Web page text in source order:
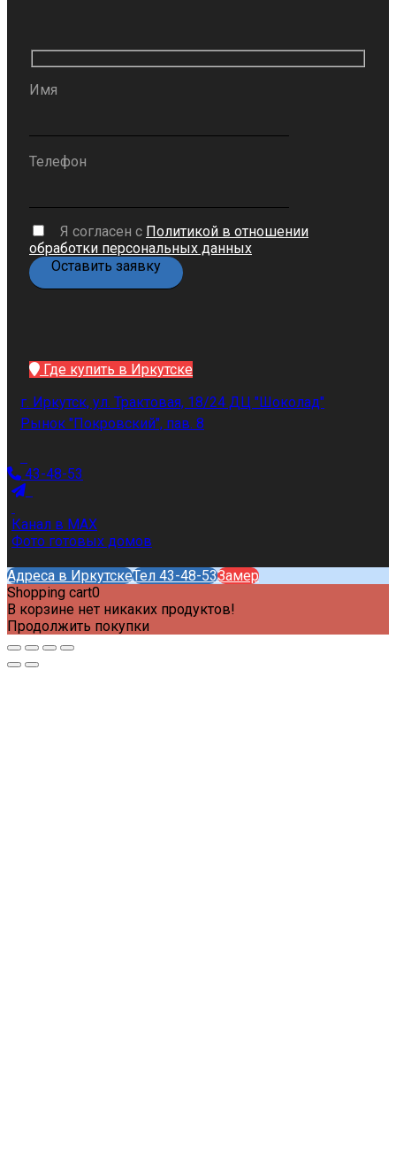
Имя
Телефон
Я согласен с Политикой в отношении
обработки персональных данных
Где купить в Иркутске
г. Иркутск, ул. Трактовая, 18/24 ДЦ "Шоколад"
Рынок "Покровский", пав. 8
43-48-53
Канал в MAX
Фото готовых домов
Адреса в ИркутскеТел 43-48-53Замер
Shopping cart0
В корзине нет никаких продуктов!
Продолжить покупки